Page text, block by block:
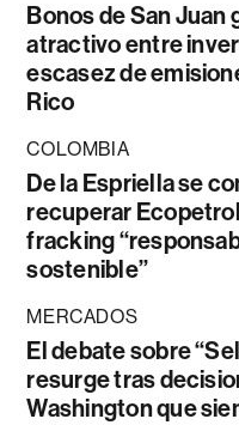
Bonos de San Juan
atractivo entre
escasez de
Rico
COLOMBIA
De la Espriella se
recuperar
fracking
sostenible”
MERCADOS
El debate sobre
resurge tras
Washington que